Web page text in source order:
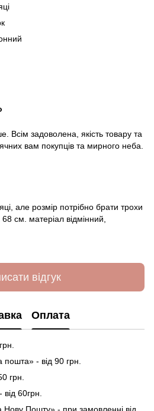
Всім задоволена, якість товару та
вам покупців та мирного неба.
але розмір потрібно брати трохи
см. матеріал відмінний,
відгук
Оплата
- від 90 грн.
грн.
60грн.